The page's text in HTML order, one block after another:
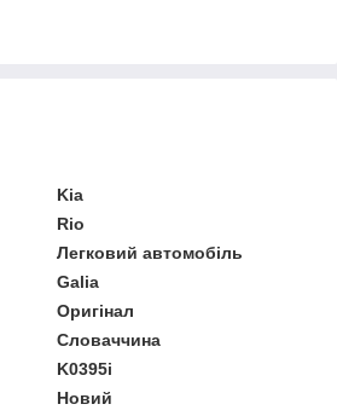
Kia
Rio
Легковий автомобіль
Galia
Оригінал
Словаччина
K0395i
Новий